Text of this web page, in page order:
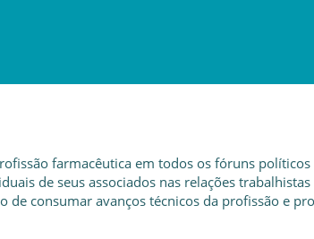
farmacêutica em todos os fóruns políticos
de seus associados nas relações
de consumar avanços técnicos da profissão e